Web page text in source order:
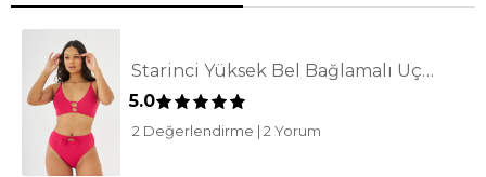
Starinci Yüksek Bel Bağlamalı Üçgen Bikini
5.0
2 Değerlendirme | 2 Yorum